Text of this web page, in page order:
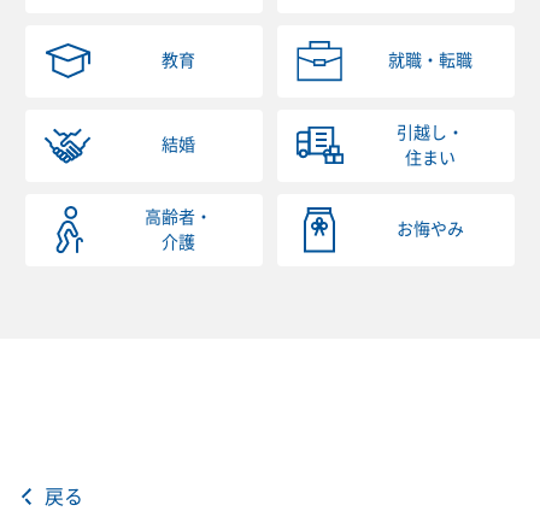
教育 就職・転職
結婚
引越し・
住まい
高齢者・
介護
お悔やみ
戻る